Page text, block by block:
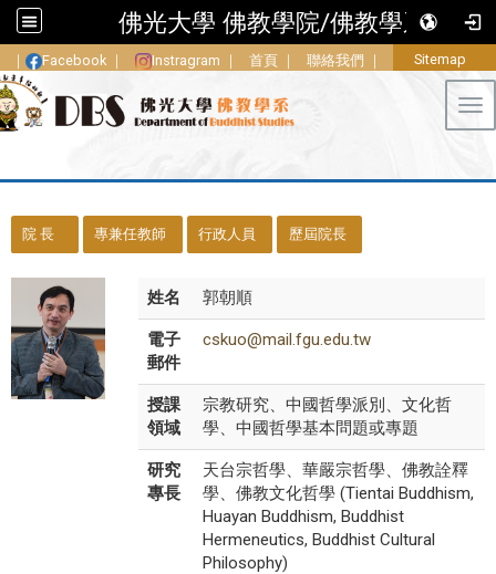
佛光大學 佛教學院/佛教學系
｜ Facebook ｜ Instragram ｜ 首頁 ｜ 聯絡我們 ｜ Sitemap
院 長 專兼任教師 行政人員 歷屆院長
姓名 郭朝順
電子
郵件
cskuo@mail.fgu.edu.tw
授課
領域
宗教研究、中國哲學派別、文化哲
學、中國哲學基本問題或專題
研究
專長
天台宗哲學、華嚴宗哲學、佛教詮釋
學、佛教文化哲學 (Tientai Buddhism,
Huayan Buddhism, Buddhist
Hermeneutics, Buddhist Cultural
Philosophy)